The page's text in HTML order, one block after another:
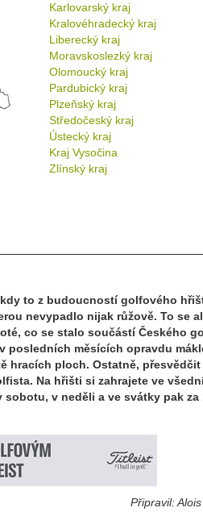
Karlovarský kraj
Kralovéhradecký kraj
Liberecký kraj
Moravskoslezký kraj
Olomoucký kraj
Pardubický kraj
Plzeňský kraj
Středočeský kraj
Ústecký kraj
Kraj Vysočina
Zlínský kraj
to z budoucností golfového
nevypadlo nijak růžově. To se
co se stalo součástí Českého
posledních měsících opravdu
hracích ploch. Ostatně, přesvědčit
Na hřišti si zahrajete ve
v neděli a ve svátky pak za
Připravil: